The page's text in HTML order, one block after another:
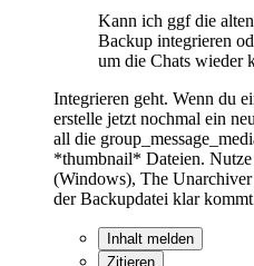
Kann ich ggf die
Backup integrieren
um die Chats wieder
Integrieren geht. Wenn du
erstelle jetzt nochmal ein
all die
*thumbnail* Dateien.
(Windows), The
der Backupdatei klar
Inhalt melden
Zitieren